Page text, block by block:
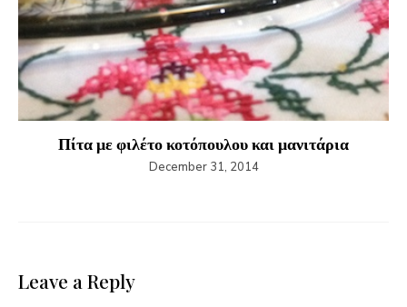
Πίτα με φιλέτο κοτόπουλου και μανιτάρια
December 31, 2014
Leave a Reply